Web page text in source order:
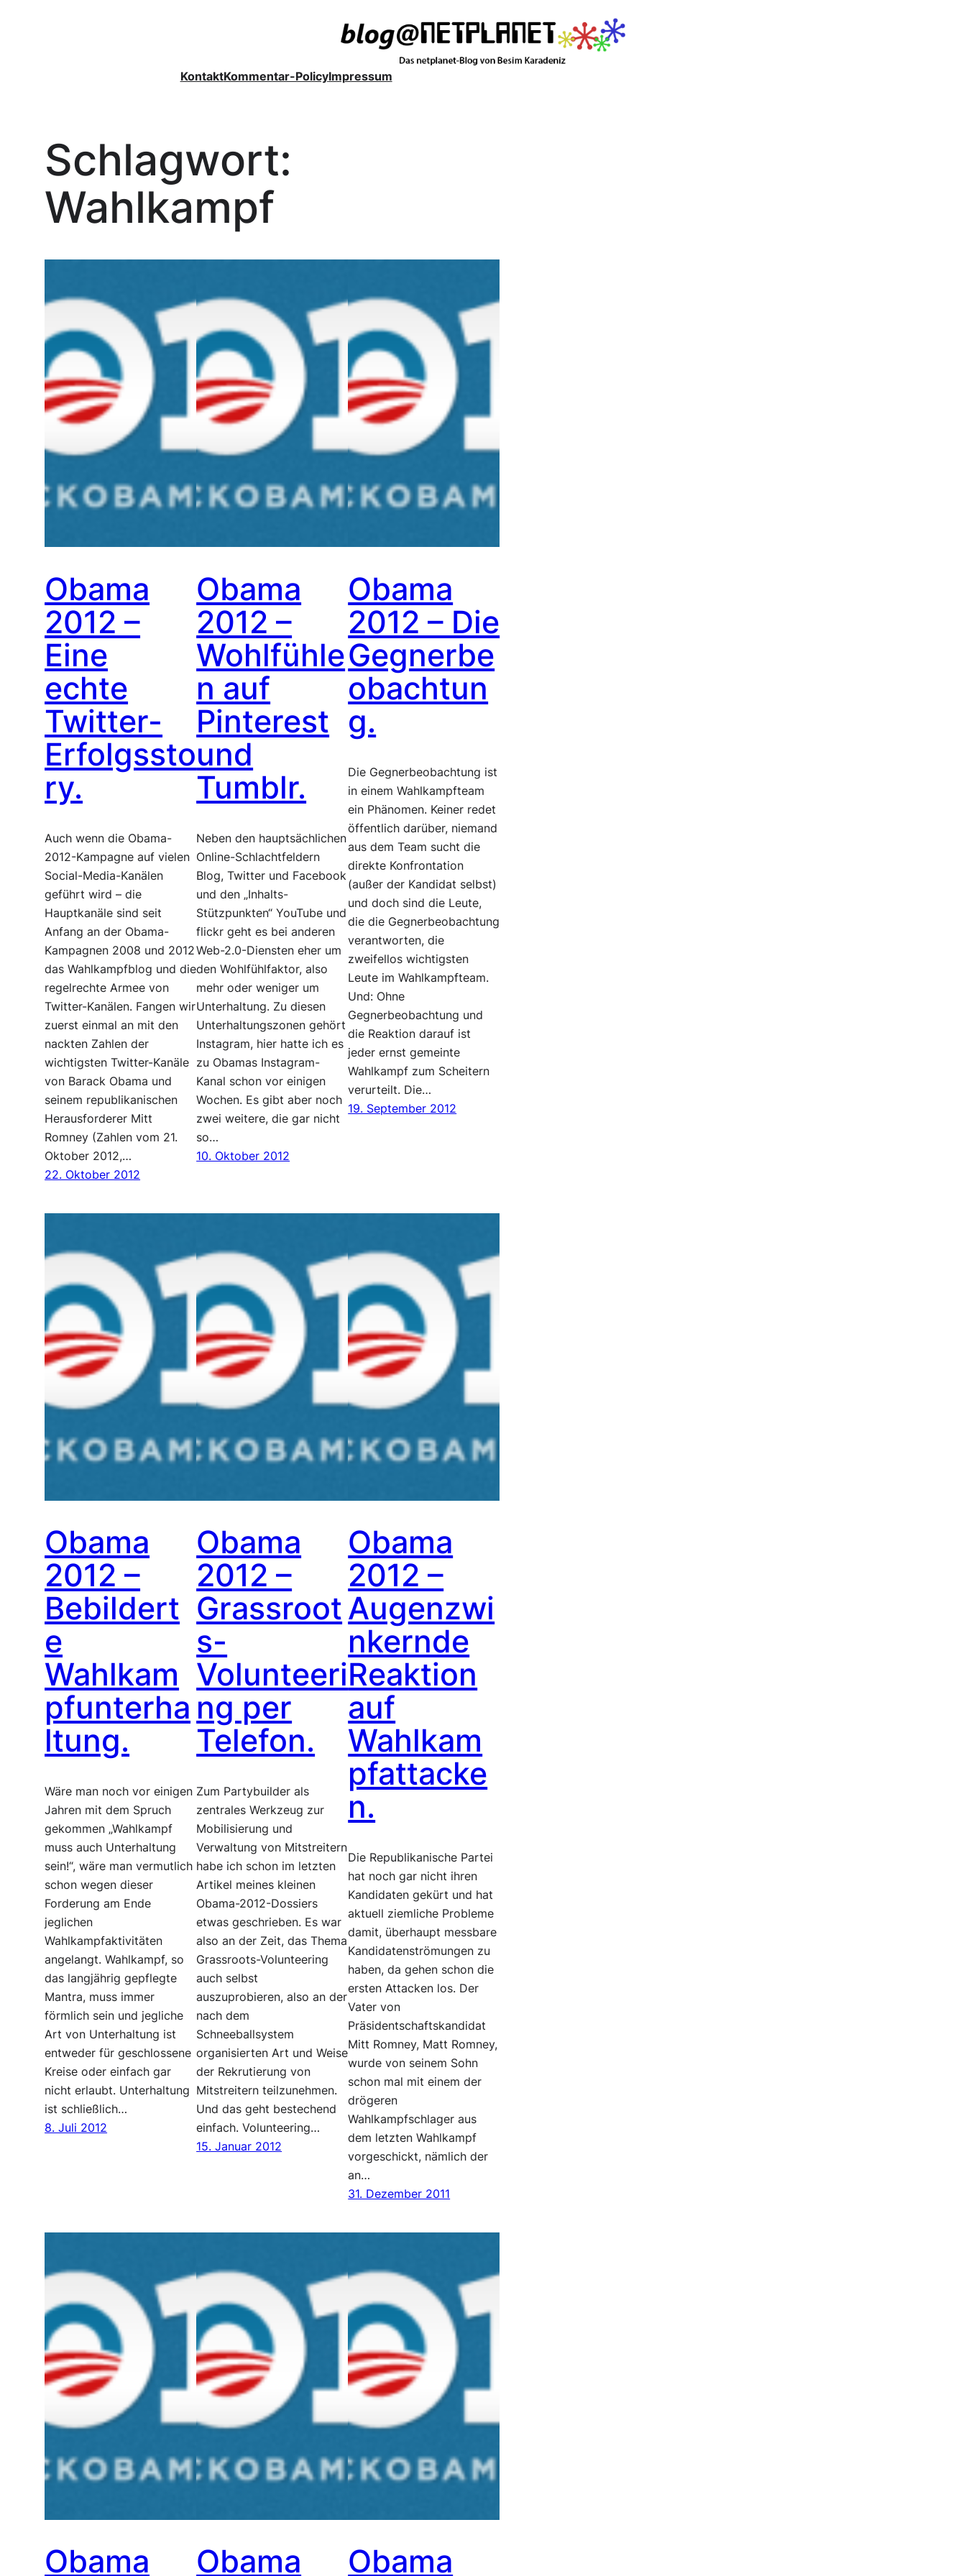
KontaktKommentar-PolicyImpressum
Schlagwort:
Wahlkampf
Obama
2012 –
Eine
echte
Twitter-
Erfolgssto
ry.
Auch wenn die Obama-
2012-Kampagne auf vielen
Social-Media-Kanälen
geführt wird – die
Hauptkanäle sind seit
Anfang an der Obama-
Kampagnen 2008 und 2012
das Wahlkampfblog und die
regelrechte Armee von
Twitter-Kanälen. Fangen wir
zuerst einmal an mit den
nackten Zahlen der
wichtigsten Twitter-Kanäle
von Barack Obama und
seinem republikanischen
Herausforderer Mitt
Romney (Zahlen vom 21.
Oktober 2012,…
22. Oktober 2012
Obama
2012 –
Wohlfühle
n auf
Pinterest
und
Tumblr.
Neben den hauptsächlichen
Online-Schlachtfeldern
Blog, Twitter und Facebook
und den „Inhalts-
Stützpunkten“ YouTube und
flickr geht es bei anderen
Web-2.0-Diensten eher um
den Wohlfühlfaktor, also
mehr oder weniger um
Unterhaltung. Zu diesen
Unterhaltungszonen gehört
Instagram, hier hatte ich es
zu Obamas Instagram-
Kanal schon vor einigen
Wochen. Es gibt aber noch
zwei weitere, die gar nicht
so…
10. Oktober 2012
Obama
2012 – Die
Gegnerbe
obachtun
g.
Die Gegnerbeobachtung ist
in einem Wahlkampfteam
ein Phänomen. Keiner redet
öffentlich darüber, niemand
aus dem Team sucht die
direkte Konfrontation
(außer der Kandidat selbst)
und doch sind die Leute,
die die Gegnerbeobachtung
verantworten, die
zweifellos wichtigsten
Leute im Wahlkampfteam.
Und: Ohne
Gegnerbeobachtung und
die Reaktion darauf ist
jeder ernst gemeinte
Wahlkampf zum Scheitern
verurteilt. Die…
19. September 2012
Obama
2012 –
Bebildert
e
Wahlkam
pfunterha
ltung.
Wäre man noch vor einigen
Jahren mit dem Spruch
gekommen „Wahlkampf
muss auch Unterhaltung
sein!“, wäre man vermutlich
schon wegen dieser
Forderung am Ende
jeglichen
Wahlkampfaktivitäten
angelangt. Wahlkampf, so
das langjährig gepflegte
Mantra, muss immer
förmlich sein und jegliche
Art von Unterhaltung ist
entweder für geschlossene
Kreise oder einfach gar
nicht erlaubt. Unterhaltung
ist schließlich…
8. Juli 2012
Obama
2012 –
Grassroot
s-
Volunteeri
ng per
Telefon.
Zum Partybuilder als
zentrales Werkzeug zur
Mobilisierung und
Verwaltung von Mitstreitern
habe ich schon im letzten
Artikel meines kleinen
Obama-2012-Dossiers
etwas geschrieben. Es war
also an der Zeit, das Thema
Grassroots-Volunteering
auch selbst
auszuprobieren, also an der
nach dem
Schneeballsystem
organisierten Art und Weise
der Rekrutierung von
Mitstreitern teilzunehmen.
Und das geht bestechend
einfach. Volunteering…
15. Januar 2012
Obama
2012 –
Augenzwi
nkernde
Reaktion
auf
Wahlkam
pfattacke
n.
Die Republikanische Partei
hat noch gar nicht ihren
Kandidaten gekürt und hat
aktuell ziemliche Probleme
damit, überhaupt messbare
Kandidatenströmungen zu
haben, da gehen schon die
ersten Attacken los. Der
Vater von
Präsidentschaftskandidat
Mitt Romney, Matt Romney,
wurde von seinem Sohn
schon mal mit einem der
drögeren
Wahlkampfschlager aus
dem letzten Wahlkampf
vorgeschickt, nämlich der
an…
31. Dezember 2011
Obama Obama Obama